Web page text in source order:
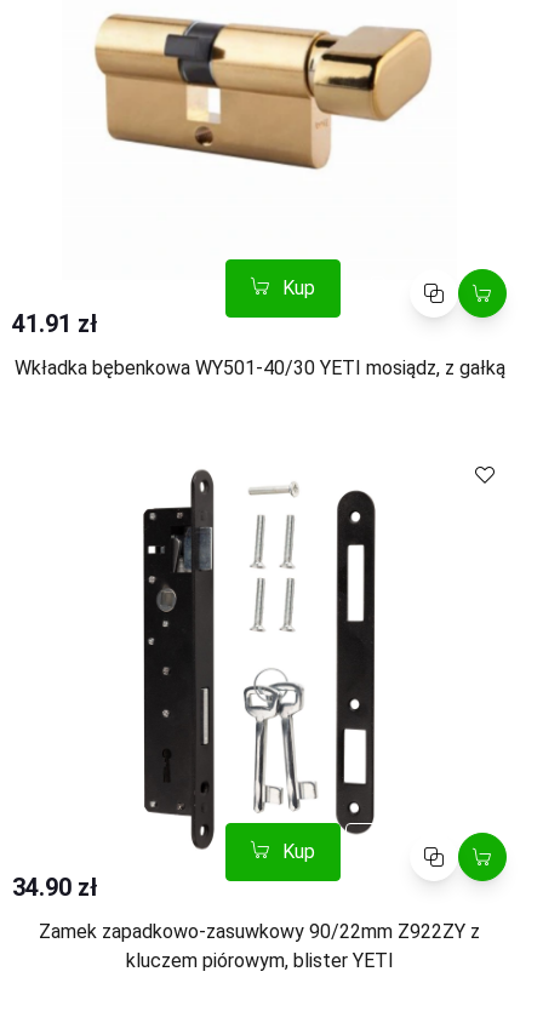
Kup Porównaj
41.91 zł
Wkładka bębenkowa WY501-40/30 YETI mosiądz, z gałką
Kup Porównaj
34.90 zł
Zamek zapadkowo-zasuwkowy 90/22mm Z922ZY z
kluczem piórowym, blister YETI